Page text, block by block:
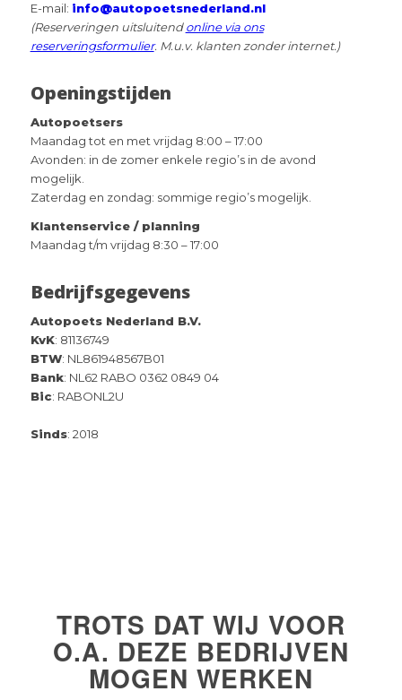
E-mail: info@autopoetsnederland.nl
(Reserveringen uitsluitendonline via ons
reserveringsformulier. M.u.v. klanten zonder internet.)
Openingstijden
Autopoetsers
Maandag tot en met vrijdag 8:00 – 17:00
Avonden: in de zomer enkele regio’s in de avond
mogelijk.
Zaterdag en zondag: sommige regio’s mogelijk.
Klantenservice / planning
Maandag t/m vrijdag 8:30 – 17:00
Bedrijfsgegevens
Autopoets Nederland B.V.
KvK: 81136749
BTW: NL861948567B01
Bank: NL62 RABO 0362 0849 04
Bic: RABONL2U
Sinds: 2018
TROTS DAT WIJ VOOR
O.A. DEZE BEDRIJVEN
MOGEN WERKEN